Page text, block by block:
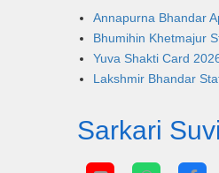
Annapurna Bhandar
Bhumihin Khetmajur
Yuva Shakti Card
Lakshmir Bhandar
Sarkari